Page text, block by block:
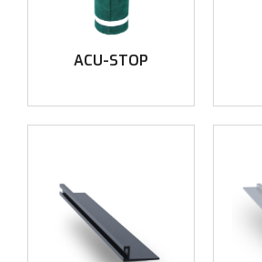
ACU-STOP